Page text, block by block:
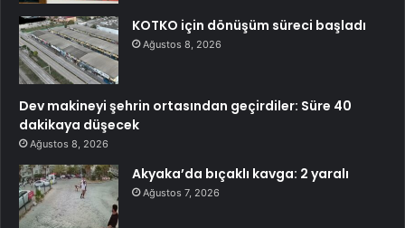
KOTKO için dönüşüm süreci başladı
Ağustos 8, 2026
Dev makineyi şehrin ortasından geçirdiler: Süre 40
dakikaya düşecek
Ağustos 8, 2026
Akyaka’da bıçaklı kavga: 2 yaralı
Ağustos 7, 2026